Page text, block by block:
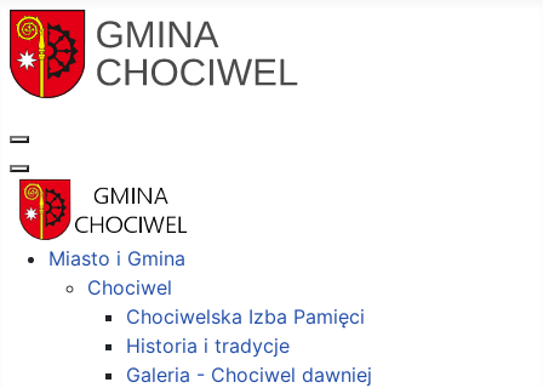
Miasto i Gmina
Chociwel
Chociwelska Izba Pamięci
Historia i tradycje
Galeria - Chociwel dawniej